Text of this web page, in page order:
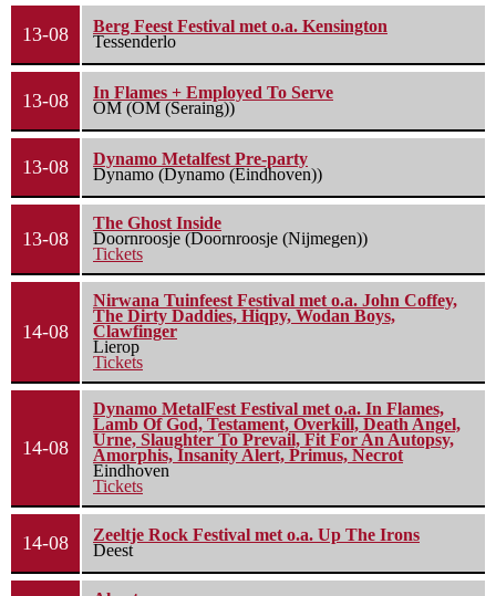
13-08
Berg Feest Festival met o.a. Kensington
Tessenderlo
13-08
In Flames + Employed To Serve
OM (OM (Seraing))
13-08
Dynamo Metalfest Pre-party
Dynamo (Dynamo (Eindhoven))
13-08
The Ghost Inside
Doornroosje (Doornroosje (Nijmegen))
Tickets
14-08
Nirwana Tuinfeest Festival met o.a. John Coffey,
The Dirty Daddies, Hiqpy, Wodan Boys,
Clawfinger
Lierop
Tickets
14-08
Dynamo MetalFest Festival met o.a. In Flames,
Lamb Of God, Testament, Overkill, Death Angel,
Urne, Slaughter To Prevail, Fit For An Autopsy,
Amorphis, Insanity Alert, Primus, Necrot
Eindhoven
Tickets
14-08
Zeeltje Rock Festival met o.a. Up The Irons
Deest